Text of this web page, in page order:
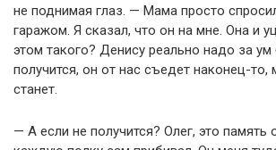
не поднимая глаз. — Мама просто
гаражом. Я сказал, что он на мне. Она и
этом такого? Денису реально надо за ум
получится, он от нас съедет наконец-то,
станет.
— А если не получится? Олег, это